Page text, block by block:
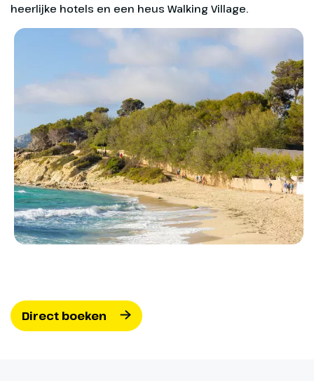
heerlijke hotels en een heus Walking Village.
Direct boeken